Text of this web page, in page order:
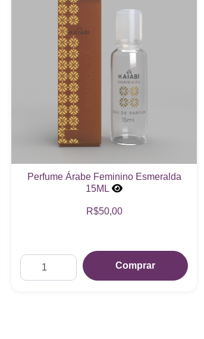
Perfume Árabe Feminino Esmeralda
15ML
R$50,00
Comprar